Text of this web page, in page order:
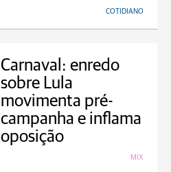
COTIDIANO
Carnaval: enredo
sobre Lula
movimenta pré-
campanha e inflama
oposição
MIX